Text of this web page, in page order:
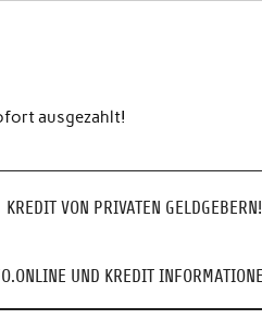
ausgezahlt!
KREDIT VON PRIVATEN GELDGEBERN!
UND KREDIT